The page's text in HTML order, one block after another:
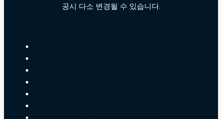
공시 다소 변경될 수 있습니다.